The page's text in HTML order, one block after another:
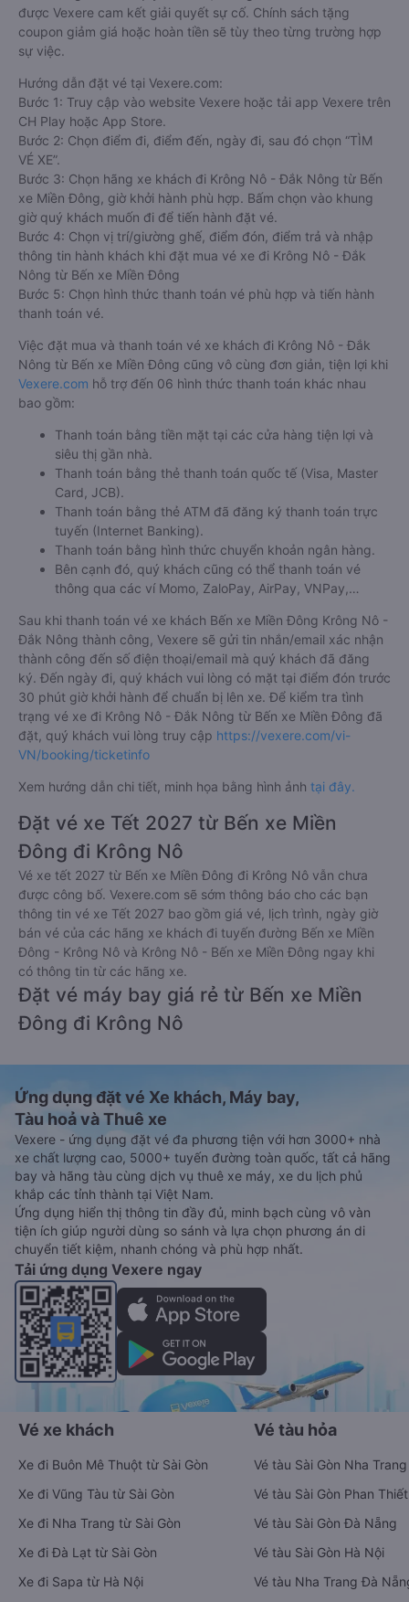
được Vexere cam kết giải quyết sự cố. Chính sách tặng
coupon giảm giá hoặc hoàn tiền sẽ tùy theo từng trường hợp
sự việc.
Hướng dẫn đặt vé tại Vexere.com:
Bước 1: Truy cập vào website Vexere hoặc tải app Vexere trên
CH Play hoặc App Store.
Bước 2: Chọn điểm đi, điểm đến, ngày đi, sau đó chọn “TÌM
VÉ XE”.
Bước 3: Chọn hãng xe khách đi Krông Nô - Đắk Nông từ Bến
xe Miền Đông, giờ khởi hành phù hợp. Bấm chọn vào khung
giờ quý khách muốn đi để tiến hành đặt vé.
Bước 4: Chọn vị trí/giường ghế, điểm đón, điểm trả và nhập
thông tin hành khách khi đặt mua vé xe đi Krông Nô - Đắk
Nông từ Bến xe Miền Đông
Bước 5: Chọn hình thức thanh toán vé phù hợp và tiến hành
thanh toán vé.
Việc đặt mua và thanh toán vé xe khách đi Krông Nô - Đắk
Nông từ Bến xe Miền Đông cũng vô cùng đơn giản, tiện lợi khi
Vexere.com hỗ trợ đến 06 hình thức thanh toán khác nhau
bao gồm:
Thanh toán bằng tiền mặt tại các cửa hàng tiện lợi và
siêu thị gần nhà.
Thanh toán bằng thẻ thanh toán quốc tế (Visa, Master
Card, JCB).
Thanh toán bằng thẻ ATM đã đăng ký thanh toán trực
tuyến (Internet Banking).
Thanh toán bằng hình thức chuyển khoản ngân hàng.
Bên cạnh đó, quý khách cũng có thể thanh toán vé
thông qua các ví Momo, ZaloPay, AirPay, VNPay,…
Sau khi thanh toán vé xe khách Bến xe Miền Đông Krông Nô -
Đắk Nông thành công, Vexere sẽ gửi tin nhắn/email xác nhận
thành công đến số điện thoại/email mà quý khách đã đăng
ký. Đến ngày đi, quý khách vui lòng có mặt tại điểm đón trước
30 phút giờ khởi hành để chuẩn bị lên xe. Để kiểm tra tình
trạng vé xe đi Krông Nô - Đắk Nông từ Bến xe Miền Đông đã
đặt, quý khách vui lòng truy cập https://vexere.com/vi-
VN/booking/ticketinfo
Xem hướng dẫn chi tiết, minh họa bằng hình ảnh tại đây.
Đặt vé xe Tết 2027 từ Bến xe Miền
Đông đi Krông Nô
Vé xe tết 2027 từ Bến xe Miền Đông đi Krông Nô vẫn chưa
được công bố. Vexere.com sẽ sớm thông báo cho các bạn
thông tin vé xe Tết 2027 bao gồm giá vé, lịch trình, ngày giờ
bán vé của các hãng xe khách đi tuyến đường Bến xe Miền
Đông - Krông Nô và Krông Nô - Bến xe Miền Đông ngay khi
có thông tin từ các hãng xe.
Đặt vé máy bay giá rẻ từ Bến xe Miền
Đông đi Krông Nô
Ứng dụng đặt vé Xe khách, Máy bay,
Tàu hoả và Thuê xe
Vexere - ứng dụng đặt vé đa phương tiện với hơn 3000+ nhà
xe chất lượng cao, 5000+ tuyến đường toàn quốc, tất cả hãng
bay và hãng tàu cùng dịch vụ thuê xe máy, xe du lịch phủ
khắp các tỉnh thành tại Việt Nam.
Ứng dụng hiển thị thông tin đầy đủ, minh bạch cùng vô vàn
tiện ích giúp người dùng so sánh và lựa chọn phương án di
chuyển tiết kiệm, nhanh chóng và phù hợp nhất.
Tải ứng dụng Vexere ngay
Vé xe khách
Xe đi Buôn Mê Thuột từ Sài Gòn
Xe đi Vũng Tàu từ Sài Gòn
Xe đi Nha Trang từ Sài Gòn
Xe đi Đà Lạt từ Sài Gòn
Xe đi Sapa từ Hà Nội
Vé tàu hỏa
Vé tàu Sài Gòn Nha Trang
Vé tàu Sài Gòn Phan Thiết
Vé tàu Sài Gòn Đà Nẵng
Vé tàu Sài Gòn Hà Nội
Vé tàu Nha Trang Đà